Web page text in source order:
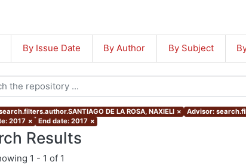
By Issue Date By Author By Subject
DE LA ROSA, NAXIELI × Advisor:
2017 × End date: 2017 ×
Results
1 - 1 of 1